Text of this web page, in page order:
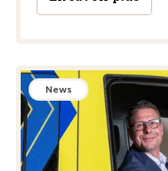
News